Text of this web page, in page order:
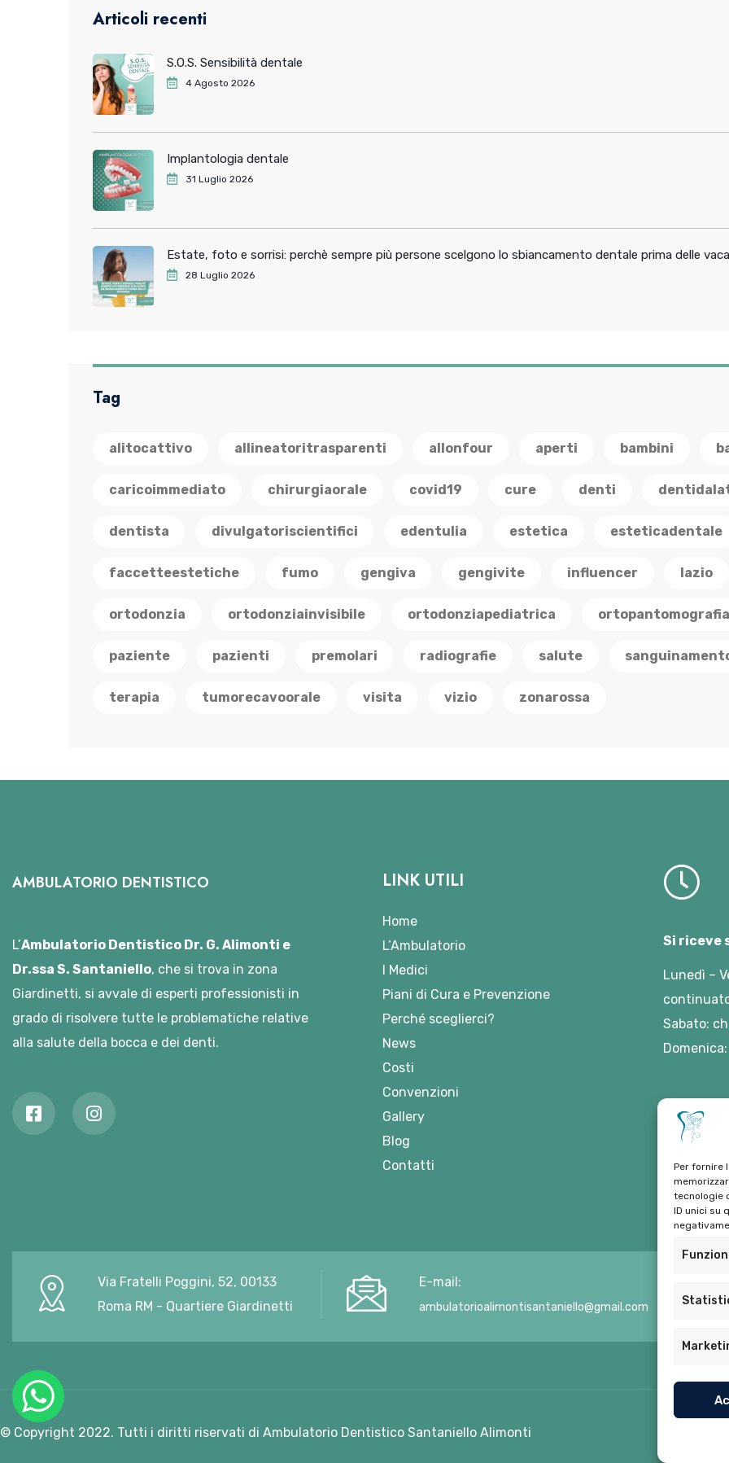
Per fornire
tecnologie
ID unici su
Articoli recenti
S.O.S. Sensibilità dentale
4 Agosto 2026
Implantologia dentale
31 Luglio 2026
Estate, foto e sorrisi: perchè sempre più persone scelgono lo sbiancamento dentale prima delle
28 Luglio 2026
Tag
alitocattivo allineatoritrasparenti allonfour aperti bambini
caricoimmediato chirurgiaorale covid19 cure denti
dentista divulgatoriscientifici edentulia estetica esteticadentale
faccetteestetiche fumo gengiva gengivite influencer lazio
ortodonzia ortodonziainvisibile ortodonziapediatrica ortopantomografia
paziente pazienti premolari radiografie salute
terapia tumorecavoorale visita vizio zonarossa
AMBULATORIO DENTISTICO
L’Ambulatorio Dentistico Dr. G. Alimonti e
Dr.ssa S. Santaniello, che si trova in zona
Giardinetti, si avvale di esperti professionisti in
grado di risolvere tutte le problematiche relative
alla salute della bocca e dei denti.
LINK UTILI
Home
L’Ambulatorio
I Medici
Piani di Cura e Prevenzione
Perché sceglierci?
News
Costi
Convenzioni
Gallery
Blog
Contatti
Si riceve
Lunedì –
Sabato:
Via Fratelli Poggini, 52, 00133
Roma RM - Quartiere Giardinetti
E-mail:
ambulatorioalimontisantaniello@gmail.com
© Copyright 2022. Tutti i diritti riservati di Ambulatorio Dentistico Santaniello Alimonti